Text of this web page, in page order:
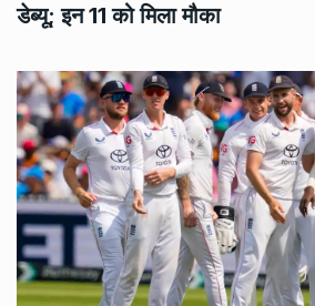
डेब्यू; इन 11 को मिला मौका